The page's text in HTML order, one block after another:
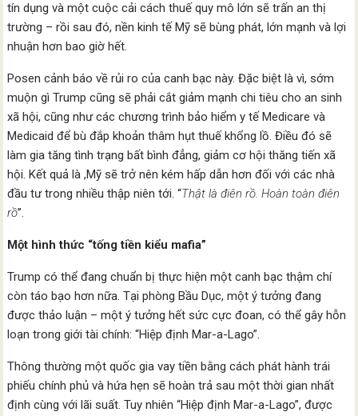
tín dụng và một cuộc cải cách thuế quy mô lớn sẽ trấn an thị
trường – rồi sau đó, nền kinh tế Mỹ sẽ bùng phát, lớn mạnh và lợi
nhuận hơn bao giờ hết.
Posen cảnh báo về rủi ro của canh bạc này. Đặc biệt là vì, sớm
muộn gì Trump cũng sẽ phải cắt giảm mạnh chi tiêu cho an sinh
xã hội, cũng như các chương trình bảo hiểm y tế Medicare và
Medicaid để bù đắp khoản thâm hụt thuế khổng lồ. Điều đó sẽ
làm gia tăng tình trạng bất bình đẳng, giảm cơ hội thăng tiến xã
hội. Kết quả là ,Mỹ sẽ trở nên kém hấp dẫn hơn đối với các nhà
đầu tư trong nhiều thập niên tới. “Thật là điên rồ. Hoàn toàn điên
rồ”.
Một hình thức “tống tiền kiểu mafia”
Trump có thể đang chuẩn bị thực hiện một canh bạc thậm chí
còn táo bạo hơn nữa. Tại phòng Bầu Dục, một ý tưởng đang
được thảo luận – một ý tưởng hết sức cực đoan, có thể gây hỗn
loạn trong giới tài chính: “Hiệp định Mar-a-Lago”.
Thông thường một quốc gia vay tiền bằng cách phát hành trái
phiếu chính phủ và hứa hẹn sẽ hoàn trả sau một thời gian nhất
định cùng với lãi suất. Tuy nhiên “Hiệp định Mar-a-Lago”, được